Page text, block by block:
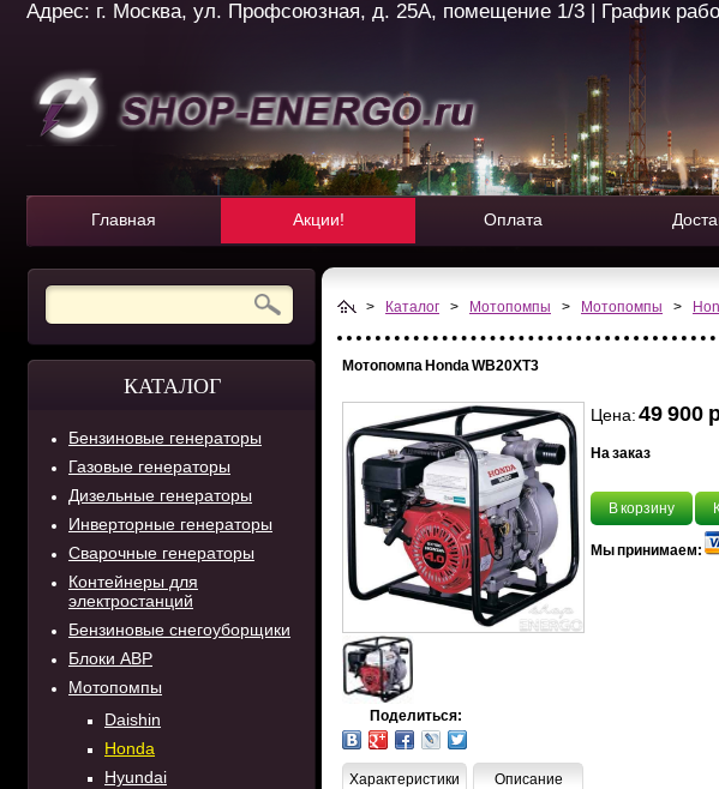
Адрес: г. Москва, ул. Профсоюзная, д. 25А, помещение 1/3 | График
Главная Акции! Оплата
КАТАЛОГ
Бензиновые генераторы
Газовые генераторы
Дизельные генераторы
Инверторные генераторы
Сварочные генераторы
Контейнеры для
электростанций
Бензиновые снегоуборщики
Блоки АВР
Мотопомпы
Daishin
Honda
Hyundai
> Каталог > Мотопомпы > Мотопомпы >
Мотопомпа Honda WB20XT3
Цена:49 900
На заказ
В корзину
Мы принимаем:
Поделиться:
Характеристики Описание